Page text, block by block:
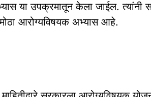
या उपक्रमातून केला जाईल. त्यांनी
आरोग्यविषयक अभ्यास आहे.